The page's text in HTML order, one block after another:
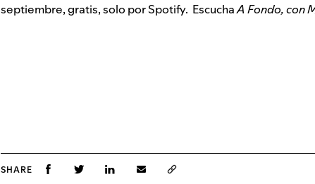
septiembre, gratis, solo por Spotify. EscuchaA Fondo, con
SHARE